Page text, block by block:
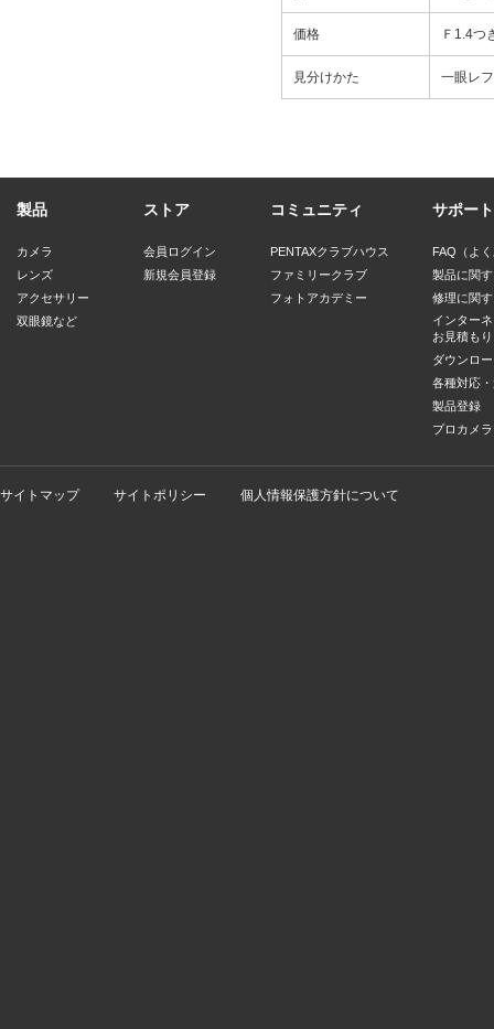
価格 Ｆ1.4
見分けかた 一眼レ
製品
カメラ
レンズ
アクセサリー
双眼鏡など
ストア
会員ログイン
新規会員登録
コミュニティ
PENTAXクラブハウス
ファミリークラブ
フォトアカデミー
サポート
FAQ（よ
製品に関
修理に関
インター
お見積もり
ダウンロ
各種対応
製品登録
プロカメ
サイトマップ サイトポリシー 個人情報保護方針について